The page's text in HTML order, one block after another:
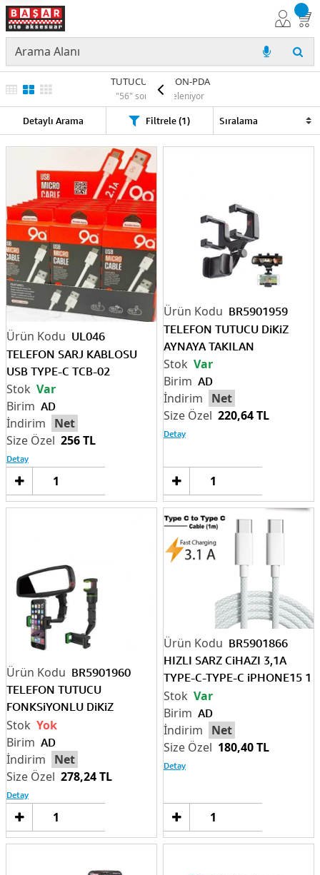
TUTUCU TELEFON-PDA
"56" sonuç listeleniyor
Detaylı Arama Filtrele (1)
UL046
TELEFON SARJ KABLOSU
USB TYPE-C TCB-02
AD
Net
256 TL
Var
Detay
Sepete
BR5901959
TELEFON TUTUCU DiKiZ
AYNAYA TAKILAN
AD
Net
220,64 TL
Var
Detay
BR5901960
TELEFON TUTUCU
FONKSiYONLU DiKiZ
AYNAYA TAKILAN
AD
Net
278,24 TL
Yok
Detay
Sepete
BR5901866
HIZLI SARZ CiHAZI 3,1A
TYPE-C-TYPE-C iPHONE15 1
MT KABLOLU
AD
Net
180,40 TL
Var
Detay